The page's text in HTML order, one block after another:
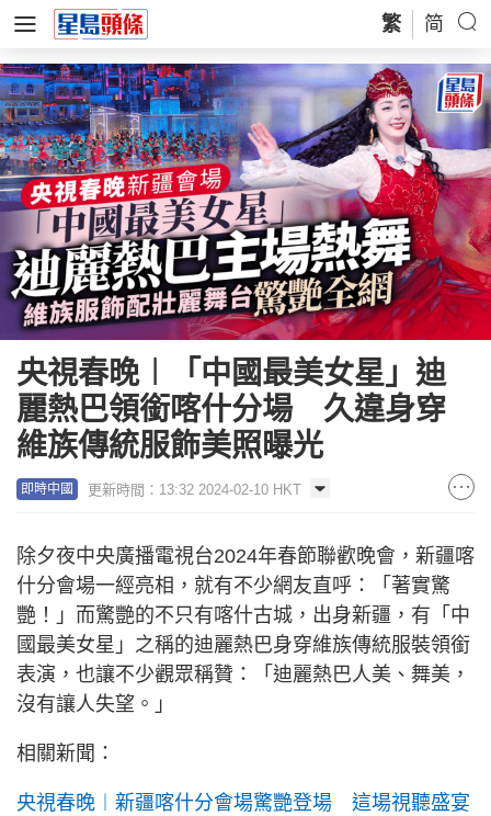
繁 简
央視春晚︱「中國最美女星」迪
麗熱巴領銜喀什分場 久違身穿
維族傳統服飾美照曝光
即時中國 更新時間：13:32 2024-02-10 HKT
除夕夜中央廣播電視台2024年春節聯歡晚會，新疆喀
什分會場一經亮相，就有不少網友直呼：「著實驚
艷！」而驚艷的不只有喀什古城，出身新疆，有「中
國最美女星」之稱的迪麗熱巴身穿維族傳統服裝領銜
表演，也讓不少觀眾稱贊：「迪麗熱巴人美、舞美，
沒有讓人失望。」
相關新聞：
央視春晚︱新疆喀什分會場驚艷登場 這場視聽盛宴